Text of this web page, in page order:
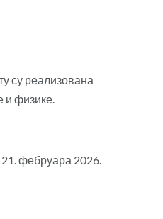
су реализована
и физике.
фебруара 2026.